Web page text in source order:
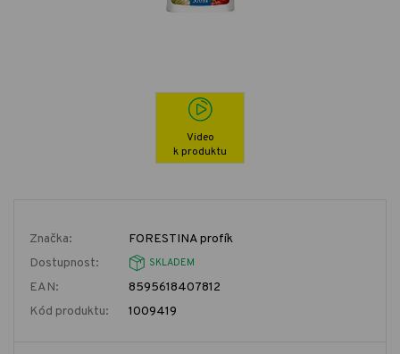
Video
k produktu
Značka:
FORESTINA profík
Dostupnost:
SKLADEM
EAN:
8595618407812
Kód produktu:
1009419